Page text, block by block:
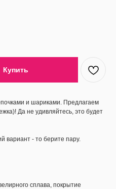
Купить
и шариками. Предлагаем
Да не удивляйтесь, это будет
вариант - то берите пару.
сплава, покрытие